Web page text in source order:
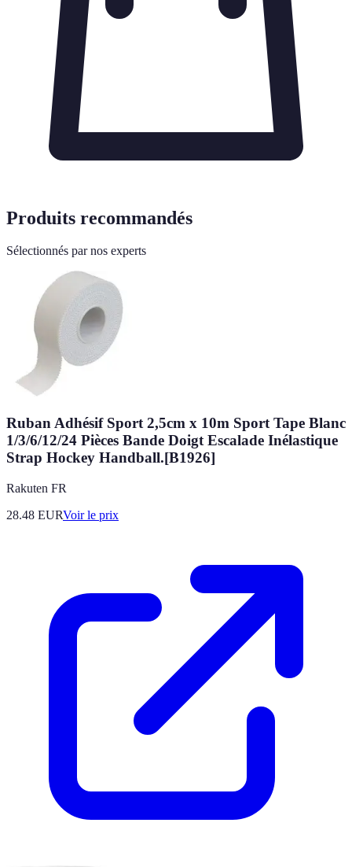
Produits recommandés
Sélectionnés par nos experts
Ruban Adhésif Sport 2,5cm x 10m Sport Tape Blanc
1/3/6/12/24 Pièces Bande Doigt Escalade Inélastique
Strap Hockey Handball.[B1926]
Rakuten FR
28.48 EURVoir le prix